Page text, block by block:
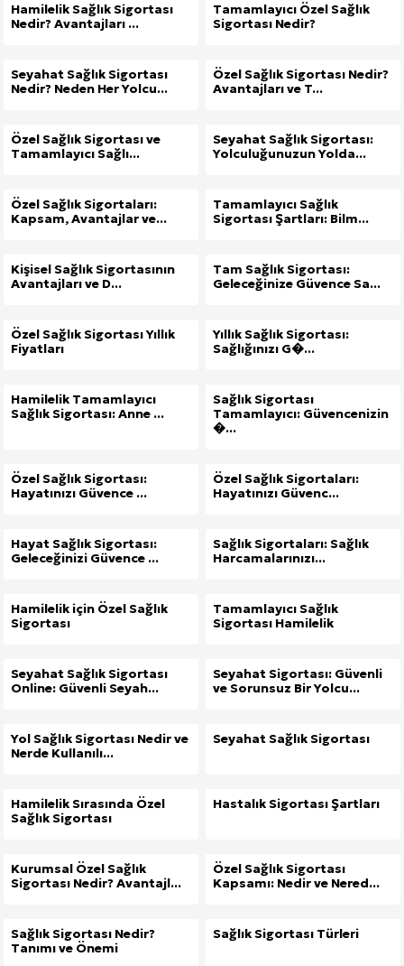
Hamilelik Sağlık Sigortası
Nedir? Avantajları ...
Tamamlayıcı Özel Sağlık
Sigortası Nedir?
Seyahat Sağlık Sigortası
Nedir? Neden Her Yolcu...
Özel Sağlık Sigortası Nedir?
Avantajları ve T...
Özel Sağlık Sigortası ve
Tamamlayıcı Sağlı...
Seyahat Sağlık Sigortası:
Yolculuğunuzun Yolda...
Özel Sağlık Sigortaları:
Kapsam, Avantajlar ve...
Tamamlayıcı Sağlık
Sigortası Şartları: Bilm...
Kişisel Sağlık Sigortasının
Avantajları ve D...
Tam Sağlık Sigortası:
Geleceğinize Güvence Sa...
Özel Sağlık Sigortası Yıllık
Fiyatları
Yıllık Sağlık Sigortası:
Sağlığınızı G�...
Hamilelik Tamamlayıcı
Sağlık Sigortası: Anne ...
Sağlık Sigortası
Tamamlayıcı: Güvencenizin
�...
Özel Sağlık Sigortası:
Hayatınızı Güvence ...
Özel Sağlık Sigortaları:
Hayatınızı Güvenc...
Hayat Sağlık Sigortası:
Geleceğinizi Güvence ...
Sağlık Sigortaları: Sağlık
Harcamalarınızı...
Hamilelik için Özel Sağlık
Sigortası
Tamamlayıcı Sağlık
Sigortası Hamilelik
Seyahat Sağlık Sigortası
Online: Güvenli Seyah...
Seyahat Sigortası: Güvenli
ve Sorunsuz Bir Yolcu...
Yol Sağlık Sigortası Nedir ve
Nerde Kullanılı...
Seyahat Sağlık Sigortası
Hamilelik Sırasında Özel
Sağlık Sigortası
Hastalık Sigortası Şartları
Kurumsal Özel Sağlık
Sigortası Nedir? Avantajl...
Özel Sağlık Sigortası
Kapsamı: Nedir ve Nered...
Sağlık Sigortası Nedir?
Tanımı ve Önemi
Sağlık Sigortası Türleri